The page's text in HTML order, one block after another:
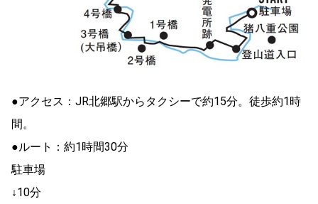
●アクセス：JR北郷駅からタクシーで約15分。徒歩約1時
間。
●ルート：約1時間30分
駐車場
↓10分